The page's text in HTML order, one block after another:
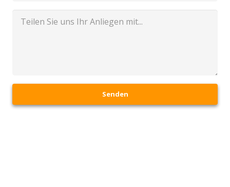
Senden